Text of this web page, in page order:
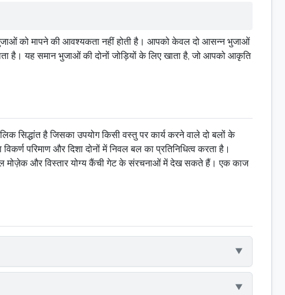
भुजाओं को मापने की आवश्यकता नहीं होती है। आपको केवल दो आसन्न भुजाओं
है। यह समान भुजाओं की दोनों जोड़ियों के लिए खाता है, जो आपको आकृति
सिद्धांत है जिसका उपयोग किसी वस्तु पर कार्य करने वाले दो बलों के
परिमाण और दिशा दोनों में निवल बल का प्रतिनिधित्व करता है।
मोज़ेक और विस्तार योग्य कैंची गेट के संरचनाओं में देख सकते हैं। एक काज